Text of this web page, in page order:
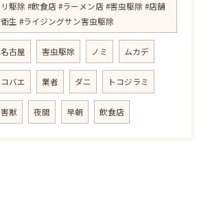
リ駆除 #飲食店 #ラーメン店 #害虫駆除 #店舗
衛生 #ライジングサン害虫駆除
名古屋 害虫駆除 ノミ ムカデ
コバエ 業者 ダニ トコジラミ
害獣 夜間 早朝 飲食店